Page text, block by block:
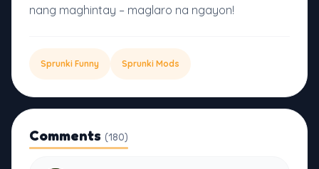
nang maghintay – maglaro na ngayon!
Sprunki Funny Sprunki Mods
Comments (180)